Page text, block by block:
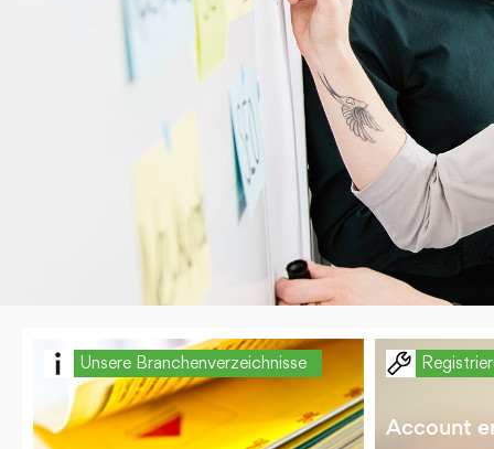
Unsere Branchenverzeichnisse
Account